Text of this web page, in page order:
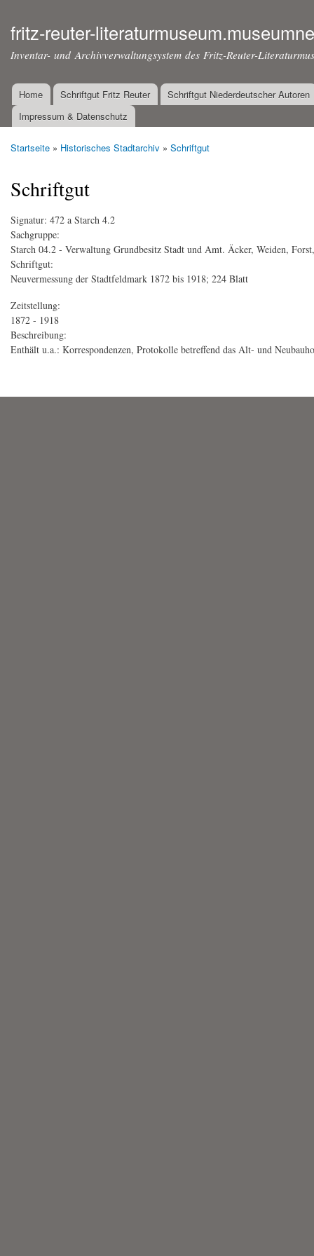
fritz-reuter-
Inventar- und Archivverwaltungsystem des Fritz-Reuter-
Hauptmenü
Home Schriftgut Fritz Reuter
Schriftgut Niederdeutscher Autoren
Impressum & Datenschutz
Startseite » Historisches Stadtarchiv » Schriftgut
Schriftgut
Signatur: 472 a Starch 4.2
Sachgruppe:
Starch 04.2 - Verwaltung Grundbesitz Stadt und Amt. Äcker, Weiden,
Schriftgut:
Neuvermessung der Stadtfeldmark 1872 bis 1918; 224 Blatt
Zeitstellung:
1872 - 1918
Beschreibung:
Enthält u.a.: Korrespondenzen, Protokolle betreffend das Alt- und